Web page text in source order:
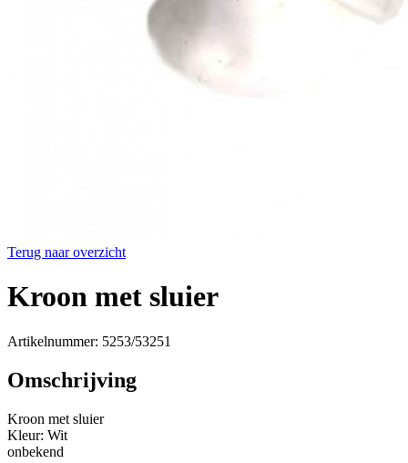
Terug naar overzicht
Kroon met sluier
Artikelnummer: 5253/53251
Omschrijving
Kroon met sluier
Kleur: Wit
onbekend